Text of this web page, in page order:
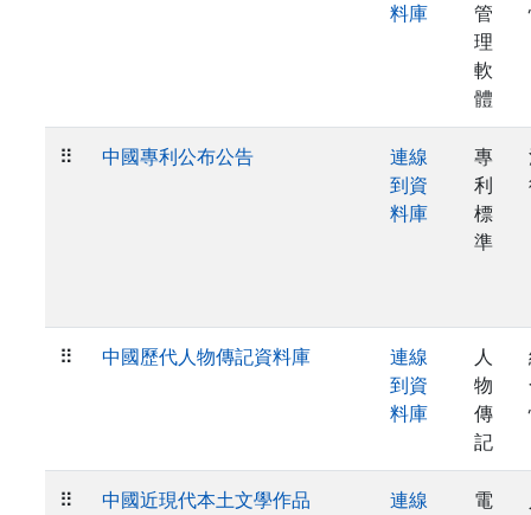
料庫
管
理
軟
體
⠿ 中國專利公布公告
連線
到資
料庫
專
利
標
準
⠿ 中國歷代人物傳記資料庫
連線
到資
料庫
人
物
傳
記
⠿ 中國近現代本土文學作品
連線
電